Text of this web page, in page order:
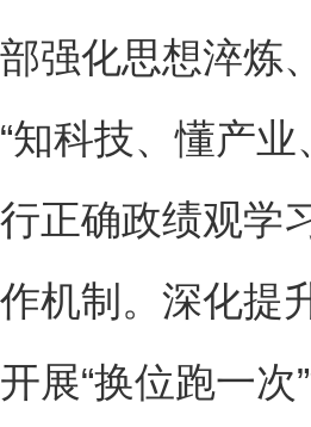
强化思想淬炼
知科技、懂产
正确政绩观学
机制。深化提
展“换位跑一